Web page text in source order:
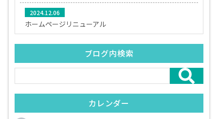
2024.12.06
ホームページリニューアル
ブログ内検索
カレンダー